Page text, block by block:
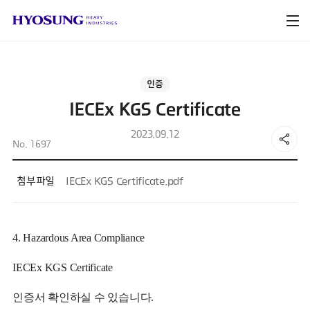
인증
IECEx KGS Certificate
2023.09.12
No. 1697
첨부파일 IECEx KGS Certificate.pdf
4. Hazardous Area Compliance
IECEx KGS Certificate
인증서 확인하실 수 있습니다.